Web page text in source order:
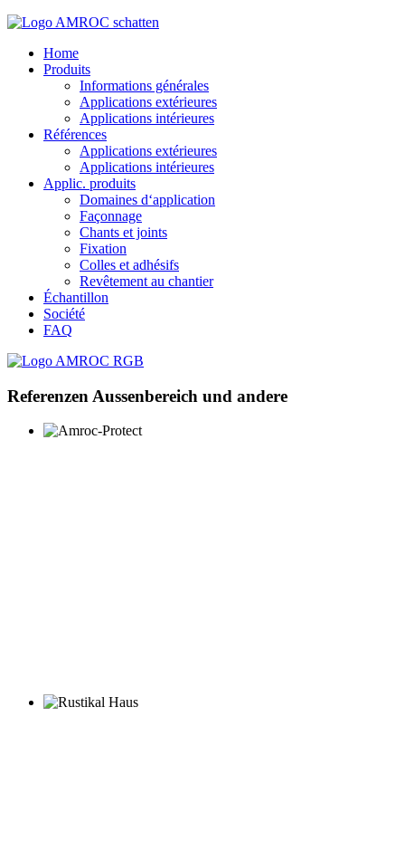
Home
Produits
Informations générales
Applications extérieures
Applications intérieures
Références
Applications extérieures
Applications intérieures
Applic. produits
Domaines d‘application
Façonnage
Chants et joints
Fixation
Colles et adhésifs
Revêtement au chantier
Échantillon
Société
FAQ
Referenzen Aussenbereich und andere